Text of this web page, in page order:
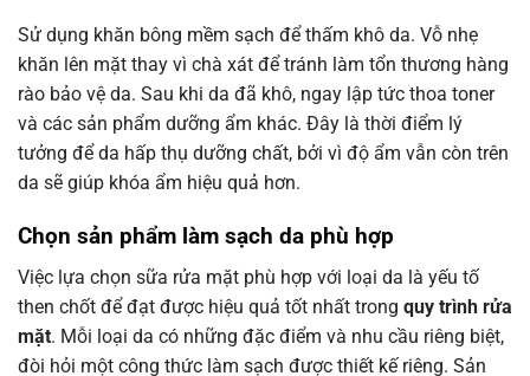
Sử dụng khăn bông mềm sạch để thấm khô da. Vỗ nhẹ
khăn lên mặt thay vì chà xát để tránh làm tổn thương hàng
rào bảo vệ da. Sau khi da đã khô, ngay lập tức thoa toner
và các sản phẩm dưỡng ẩm khác. Đây là thời điểm lý
tưởng để da hấp thụ dưỡng chất, bởi vì độ ẩm vẫn còn trên
da sẽ giúp khóa ẩm hiệu quả hơn.
Chọn sản phẩm làm sạch da phù hợp
Việc lựa chọn sữa rửa mặt phù hợp với loại da là yếu tố
then chốt để đạt được hiệu quả tốt nhất trong quy trình rửa
mặt. Mỗi loại da có những đặc điểm và nhu cầu riêng biệt,
đòi hỏi một công thức làm sạch được thiết kế riêng. Sản